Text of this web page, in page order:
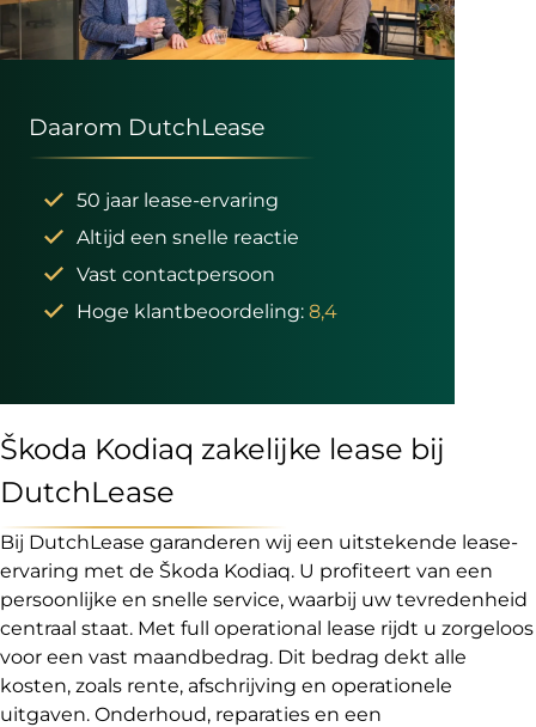
Škoda Kodiaq zakelijke lease bij
DutchLease
Bij DutchLease garanderen wij een uitstekende lease-
ervaring met de Škoda Kodiaq. U profiteert van een
persoonlijke en snelle service, waarbij uw tevredenheid
centraal staat. Met full operational lease rijdt u zorgeloos
voor een vast maandbedrag. Dit bedrag dekt alle
kosten, zoals rente, afschrijving en operationele
uitgaven. Onderhoud, reparaties en een
Daarom DutchLease
50 jaar lease-ervaring
Altijd een snelle reactie
Vast contactpersoon
Hoge klantbeoordeling: 8,4